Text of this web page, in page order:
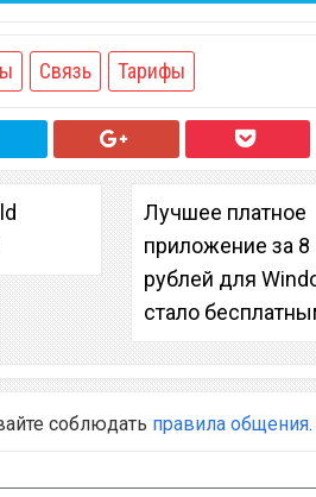
Связь Тарифы
Лучшее платное
приложение за 8
рублей для
стало
соблюдать правила общения.